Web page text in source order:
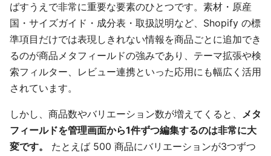
ばすうえで非常に重要な要素のひとつです。素材・原産
国・サイズガイド・成分表・取扱説明など、Shopify の標
準項目だけでは表現しきれない情報を商品ごとに追加でき
るのが商品メタフィールドの強みであり、テーマ拡張や検
索フィルター、レビュー連携といった応用にも幅広く活用
されています。
しかし、商品数やバリエーション数が増えてくると、 メタ
フィールドを管理画面から1件ずつ編集するのは非常に大
変です。
たとえば 500 商品にバリエーションが3つずつ